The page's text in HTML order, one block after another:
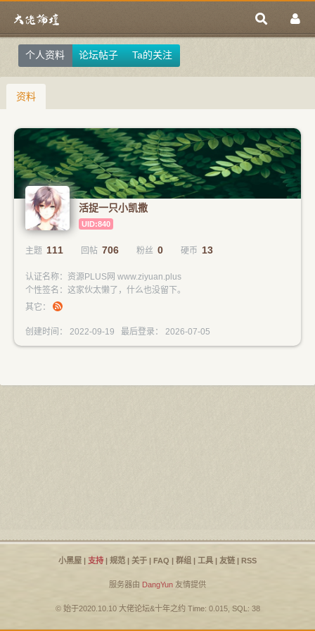
个人资料 论坛帖子 Ta的关注
资料
活捉一只小凯撒
UID:840
主题 111 回帖 706 粉丝 0 硬币 13
认证名称：资源PLUS网 www.ziyuan.plus
个性签名：这家伙太懒了，什么也没留下。
其它：
创建时间： 2022-09-19 最后登录： 2026-07-05
小黑屋 | 支持 | 规范 | 关于 | FAQ | 群组 | 工具 | 友链 | RSS
服务器由 DangYun 友情提供
© 始于2020.10.10 大佬论坛&十年之约Time: 0.015, SQL: 38